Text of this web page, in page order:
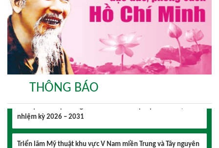
THÔNG BÁO
Đại hội lần thứ I Chi hội Múa: Sức trẻ dẫn lối đổi mới
Đại hội lần thứ I Chi hội Nhiếp ảnh Đông Đắk Lắk nhiệm kỳ
2026 – 2031 thành công tốt đẹp
Chi hội Âm nhạc Đông Đắk Lắk tổ chức Đại hội lần thứ I,
lần thứ 30